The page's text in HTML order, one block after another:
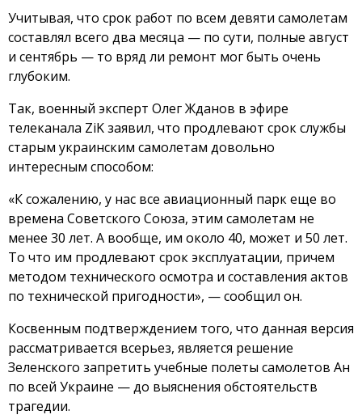
Учитывая, что срок работ по всем девяти самолетам
составлял всего два месяца — по сути, полные август
и сентябрь — то вряд ли ремонт мог быть очень
глубоким.
Так, военный эксперт Олег Жданов в эфире
телеканала ZiK заявил, что продлевают срок службы
старым украинским самолетам довольно
интересным способом:
«К сожалению, у нас все авиационный парк еще во
времена Советского Союза, этим самолетам не
менее 30 лет. А вообще, им около 40, может и 50 лет.
То что им продлевают срок эксплуатации, причем
методом технического осмотра и составления актов
по технической пригодности», — сообщил он.
Косвенным подтверждением того, что данная версия
рассматривается всерьез, является решение
Зеленского запретить учебные полеты самолетов Ан
по всей Украине — до выяснения обстоятельств
трагедии.